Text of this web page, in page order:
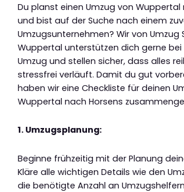
Du planst einen Umzug von Wuppertal
und bist auf der Suche nach einem
Umzugsunternehmen? Wir von Umzug
Wuppertal unterstützen dich gerne bei
Umzug und stellen sicher, dass alles
stressfrei verläuft. Damit du gut
haben wir eine Checkliste für deinen
Wuppertal nach Horsens
1. Umzugsplanung:
Beginne frühzeitig mit der Planung
Kläre alle wichtigen Details wie den
die benötigte Anzahl an